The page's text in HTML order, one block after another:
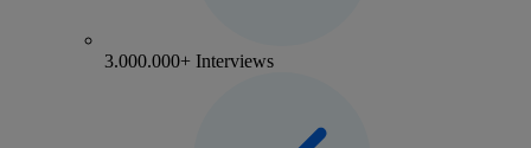
3.000.000+ Interviews